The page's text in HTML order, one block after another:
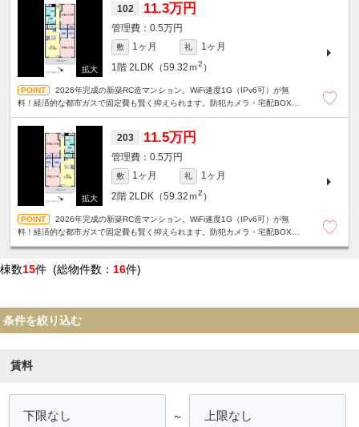
102 11.3万円
0.5万円
敷 1ヶ月 礼
1ヶ月
1階 2LDK（59.32ｍ2 ）
2026年完成の新築RC造マンション。WiFi速度1G（IPv6可）が無
料！経済的な都市ガスで固定費も賢く抑えられます。防犯カメラ・宅配BOX・
203 11.5万円
0.5万円
敷 1ヶ月 礼
1ヶ月
2階 2LDK（59.32ｍ2 ）
2026年完成の新築RC造マンション。WiFi速度1G（IPv6可）が無
料！経済的な都市ガスで固定費も賢く抑えられます。防犯カメラ・宅配BOX・
棟数15件 (総物件数： 16件)
条件を絞り込む
賃料
～